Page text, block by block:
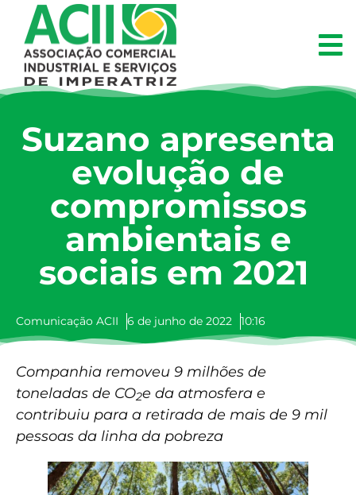
Suzano apresenta
evolução de
compromissos
ambientais e
sociais em 2021
Comunicação ACII 6 de junho de 2022 10:16
Companhia removeu 9 milhões de
toneladas de CO2e da atmosfera e
contribuiu para a retirada de mais de 9 mil
pessoas da linha da pobreza